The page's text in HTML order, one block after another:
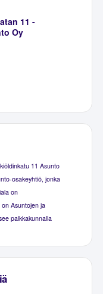
11 -
Oy
11 Asunto
osakeyhtiö, jonka
on
Asuntojen ja
paikkakunnalla